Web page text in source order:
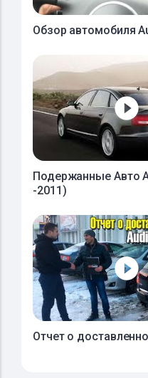
Обзор автомобиля
Подержанные Авто
-2011)
Отчет о